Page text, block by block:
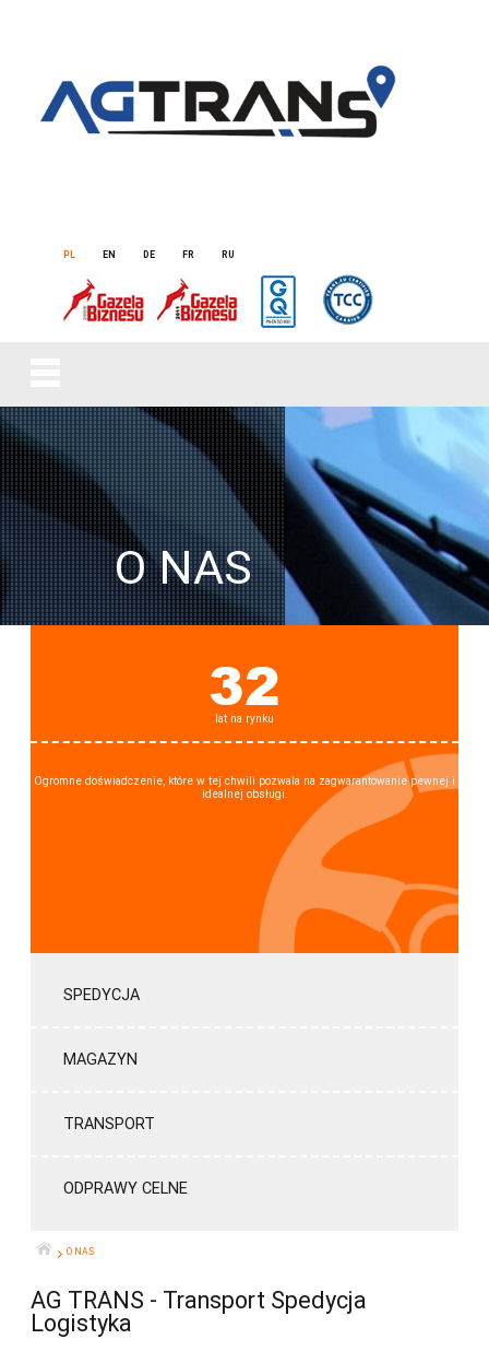
PL EN DE FR RU
O NAS
32
lat na rynku
Ogromne doświadczenie, które w tej chwili pozwala na zagwarantowanie pewnej i
idealnej obsługi.
SPEDYCJA
MAGAZYN
TRANSPORT
ODPRAWY CELNE
O NAS
AG TRANS - Transport Spedycja
Logistyka